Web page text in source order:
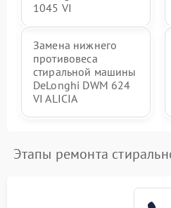
1045 VI
Замена нижнего
противовеса
стиральной машины
DeLonghi DWM 624
VI ALICIA
Этапы ремонта